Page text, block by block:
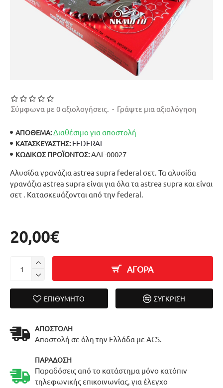
Αλυσίδα γρανάζια astrea supra federal σετ. Τα αλυσίδα
γρανάζια astrea supra είναι για όλα τα astrea supra και είναι
σετ . Κατασκευάζονται από την federal.
ΑΠΟΘΕΜΑ:Διαθέσιμο για αποστολή
ΚΑΤΑΣΚΕΥΑΣΤΉΣ: FEDERAL
ΚΩΔΙΚΌΣ ΠΡΟΪΌΝΤΟΣ:ΑΛΓ-00027
Σύμφωνα με 0 αξιολογήσεις. - Γράψτε μια αξιολόγηση
20,00€
ΑΓΟΡΑ
ΕΠΙΘΥΜΗΤΌ ΣΎΓΚΡΙΣΗ
ΑΠΟΣΤΟΛΉ
Αποστολή σε όλη την Ελλάδα με ACS.
ΠΑΡΆΔΟΣΗ
Παραδόσεις από το κατάστημα μόνο κατόπιν
τηλεφωνικής επικοινωνίας, για έλεγχο